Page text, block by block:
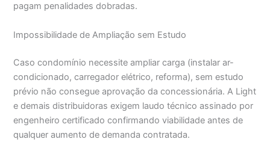
pagam penalidades dobradas.
Impossibilidade de Ampliação sem Estudo
Caso condomínio necessite ampliar carga (instalar ar-
condicionado, carregador elétrico, reforma), sem estudo
prévio não consegue aprovação da concessionária. A Light
e demais distribuidoras exigem laudo técnico assinado por
engenheiro certificado confirmando viabilidade antes de
qualquer aumento de demanda contratada.